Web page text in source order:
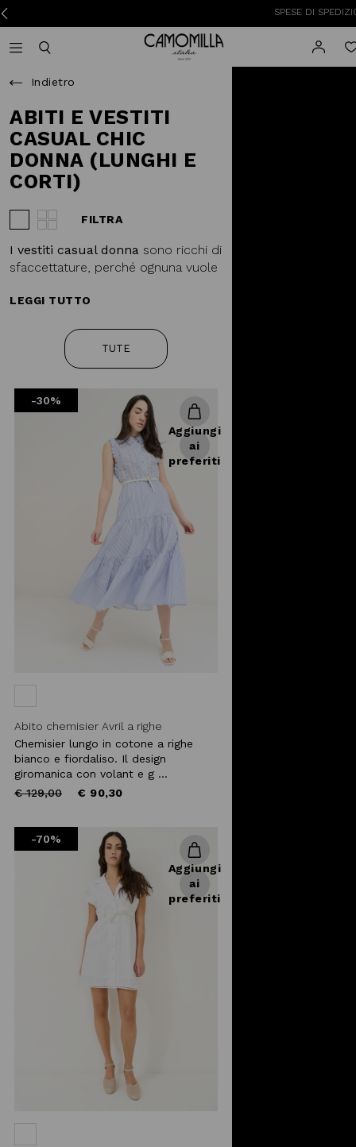
SPESE DI SPEDIZIONE A
Camomilla Italia®
Indietro
ABITI E VESTITI
CASUAL CHIC
DONNA (LUNGHI E
CORTI)
FILTRA
I vestiti casual donna sono ricchi di
sfaccettature, perché ognuna vuole
sportivi, romantici, ogni stile viene
stagioni. Scegli un look casual, ma
sempre contemporaneo e mai
scontato. Qualunque sia il tuo stile,
basta un piccolo accessorio per
trasformare il vestito casual che hai
scelto per andare in ufficio in un
outfit trendy per incontrarti con le
amiche all'aperitivo. Camomilla Italia
è un marchio da sempre attento
alle esigenze delle donne di oggi,
disegnando abiti adatti a tutti i gusti.
Agli abiti eleganti si aggiungono le
collezioni di pantaloni, accessori e
capispalla che sanno interpretare il
gusto del momento, ispirano per
renderti libera di cambiare look ogni
giorno e sentirti sempre te stessa.
collezioni Camomilla
nei nostri punti vendita e sul
nostro store online, perché ogni
che ami. Compraonline
l'abbigliamento da donna che più
ti rappresenta!
LEGGI TUTTO
TUTE
-30%
Aggiungi
ai
preferiti
Abito chemisier Avril a righe
Chemisier lungo in cotone a righe
bianco e fiordaliso. Il design
giromanica con volant e g ...
Price
€ 129,00to € 90,30
-70%
Aggiungi
ai
preferiti